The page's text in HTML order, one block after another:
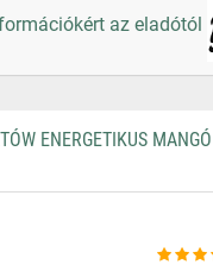
az eladótól
ENERGETIKUS